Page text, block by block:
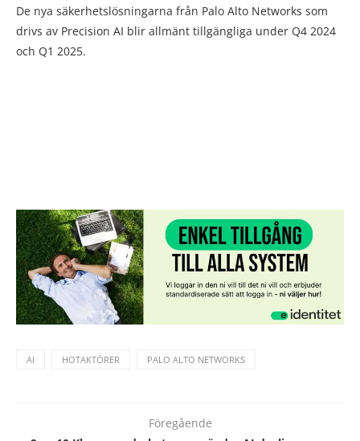
De nya säkerhetslösningarna från Palo Alto Networks som
drivs av Precision AI blir allmänt tillgängliga under Q4 2024
och Q1 2025.
AI HOTAKTÖRER PALO ALTO NETWORKS
Föregående